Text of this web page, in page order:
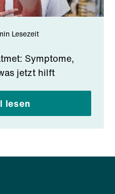
Lesezeit
Symptome,
jetzt hilft
lesen